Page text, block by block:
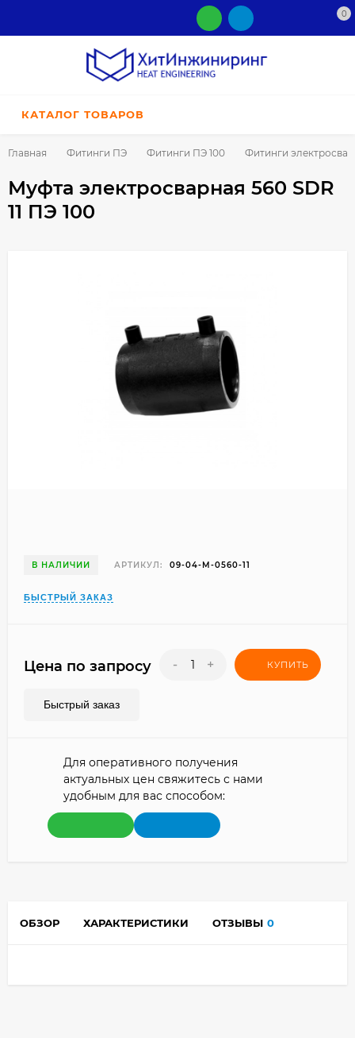
0
КАТАЛОГ ТОВАРОВ
Главная Фитинги ПЭ Фитинги ПЭ 100 Фитинги
Муфта электросварная 560 SDR
11 ПЭ 100
В НАЛИЧИИ АРТИКУЛ: 09-04-M-0560-11
БЫСТРЫЙ ЗАКАЗ
Цена по запросу - + КУПИТЬ
Быстрый заказ
Для оперативного получения
актуальных цен свяжитесь с нами
удобным для вас способом:
ОБЗОР ХАРАКТЕРИСТИКИ ОТЗЫВЫ 0